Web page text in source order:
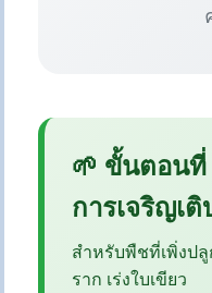
🌱 ขั้นตอนที่
การเจริญเ
สำหรับพืชที่เพิ่งปลู
ราก เร่งใบเขียว